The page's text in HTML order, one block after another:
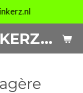
DE-UITBLINKERZ.NL